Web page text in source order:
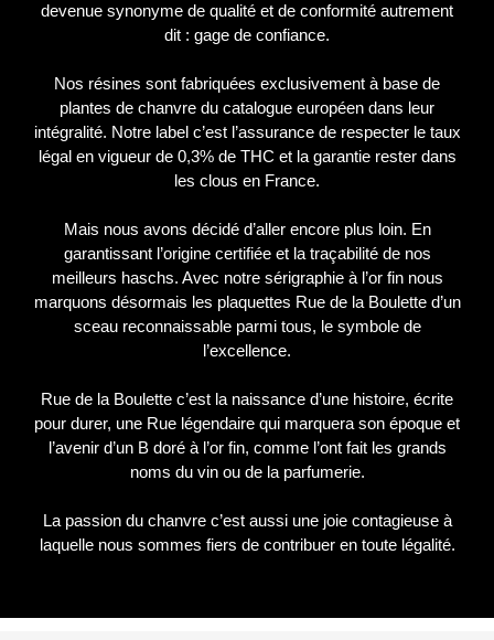
devenue synonyme de qualité et de conformité autrement
dit : gage de confiance.
Nos résines sont fabriquées exclusivement à base de
plantes de chanvre du catalogue européen dans leur
intégralité. Notre label c’est l’assurance de respecter le taux
légal en vigueur de 0,3% de THC et la garantie rester dans
les clous en France.
Mais nous avons décidé d’aller encore plus loin. En
garantissant l’origine certifiée et la traçabilité de nos
meilleurs haschs. Avec notre sérigraphie à l’or fin nous
marquons désormais les plaquettes Rue de la Boulette d’un
sceau reconnaissable parmi tous, le symbole de
l’excellence.
Rue de la Boulette c’est la naissance d’une histoire, écrite
pour durer, une Rue légendaire qui marquera son époque et
l’avenir d’un B doré à l’or fin, comme l’ont fait les grands
noms du vin ou de la parfumerie.
La passion du chanvre c’est aussi une joie contagieuse à
laquelle nous sommes fiers de contribuer en toute légalité.